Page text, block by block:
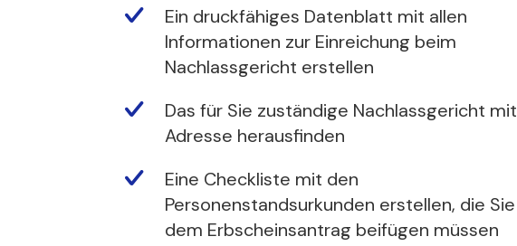
Ein druckfähiges Datenblatt mit allen
Informationen zur Einreichung beim
Nachlassgericht erstellen
Das für Sie zuständige Nachlassgericht mit
Adresse herausfinden
Eine Checkliste mit den
Personenstandsurkunden erstellen, die Sie
dem Erbscheinsantrag beifügen müssen